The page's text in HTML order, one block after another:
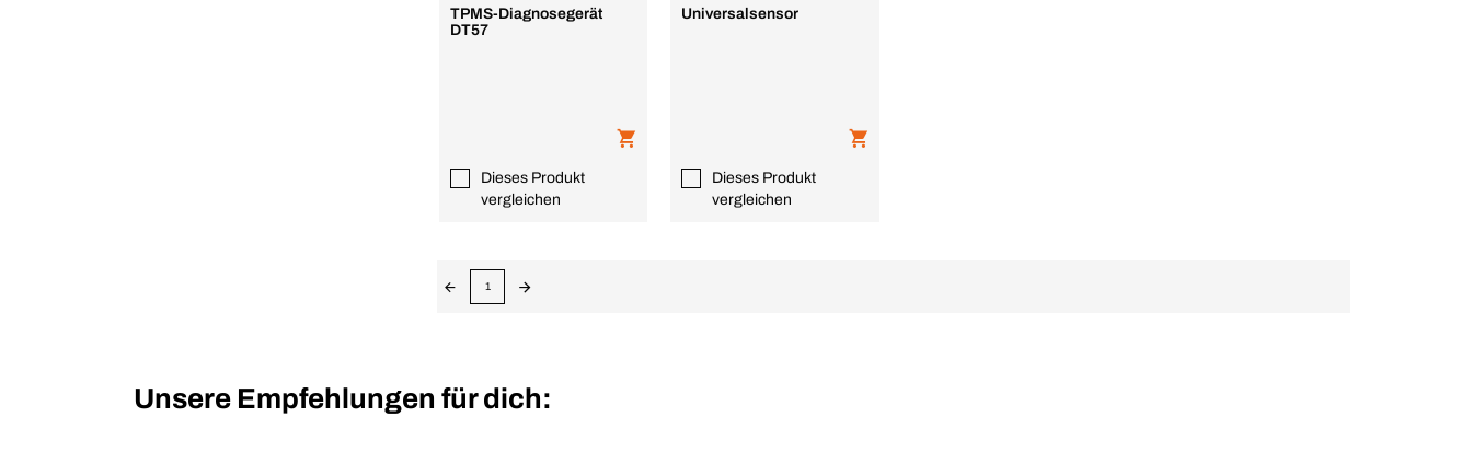
TPMS-Diagnosegerät
DT57
Dieses Produkt
vergleichen
Universalsensor
Dieses Produkt
vergleichen
1
Unsere Empfehlungen für dich: